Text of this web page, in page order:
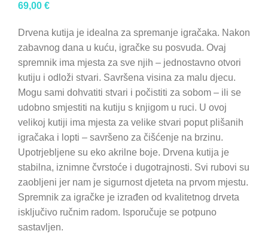
69,00 €
Drvena kutija je idealna za spremanje igračaka. Nakon
zabavnog dana u kuću, igračke su posvuda. Ovaj
spremnik ima mjesta za sve njih – jednostavno otvori
kutiju i odloži stvari. Savršena visina za malu djecu.
Mogu sami dohvatiti stvari i počistiti za sobom – ili se
udobno smjestiti na kutiju s knjigom u ruci. U ovoj
velikoj kutiji ima mjesta za velike stvari poput plišanih
igračaka i lopti – savršeno za čišćenje na brzinu.
Upotrjebljene su eko akrilne boje. Drvena kutija je
stabilna, iznimne čvrstoće i dugotrajnosti. Svi rubovi su
zaobljeni jer nam je sigurnost djeteta na prvom mjestu.
Spremnik za igračke je izrađen od kvalitetnog drveta
isključivo ručnim radom. Isporučuje se potpuno
sastavljen.